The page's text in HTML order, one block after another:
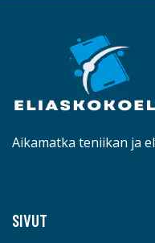
Aikamatka teniikan ja
SIVUT